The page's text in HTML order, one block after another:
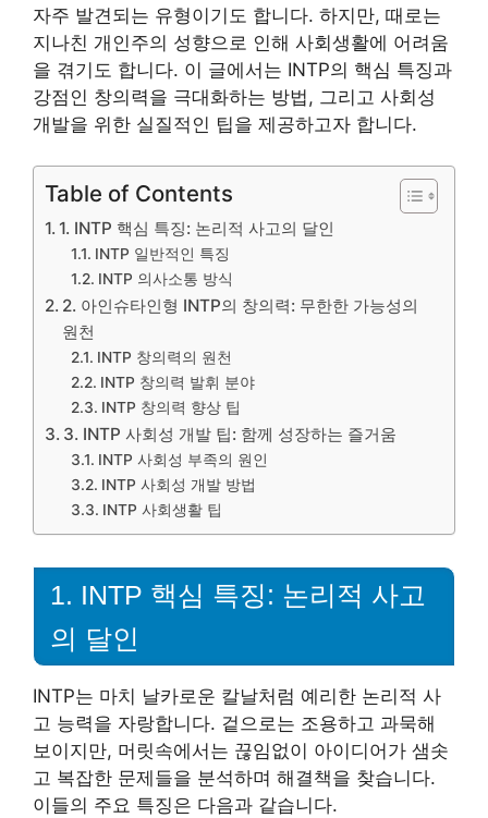
자주 발견되는 유형이기도 합니다. 하지만, 때로는
지나친 개인주의 성향으로 인해 사회생활에 어려움
을 겪기도 합니다. 이 글에서는 INTP의 핵심 특징과
강점인 창의력을 극대화하는 방법, 그리고 사회성
개발을 위한 실질적인 팁을 제공하고자 합니다.
Table of Contents
1. INTP 핵심 특징: 논리적 사고의 달인
INTP 일반적인 특징
INTP 의사소통 방식
2. 아인슈타인형 INTP의 창의력: 무한한 가능성의
원천
INTP 창의력의 원천
INTP 창의력 발휘 분야
INTP 창의력 향상 팁
3. INTP 사회성 개발 팁: 함께 성장하는 즐거움
INTP 사회성 부족의 원인
INTP 사회성 개발 방법
INTP 사회생활 팁
1. INTP 핵심 특징: 논리적 사고
의 달인
INTP는 마치 날카로운 칼날처럼 예리한 논리적 사
고 능력을 자랑합니다. 겉으로는 조용하고 과묵해
보이지만, 머릿속에서는 끊임없이 아이디어가 샘솟
고 복잡한 문제들을 분석하며 해결책을 찾습니다.
이들의 주요 특징은 다음과 같습니다.